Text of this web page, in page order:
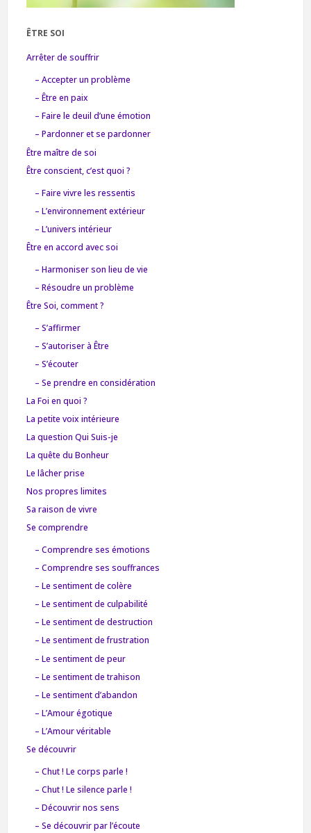
ÊTRE SOI
Arrêter de souffrir
– Accepter un problème
– Être en paix
– Faire le deuil d’une émotion
– Pardonner et se pardonner
Être maître de soi
Être conscient, c’est quoi ?
– Faire vivre les ressentis
– L’environnement extérieur
– L’univers intérieur
Être en accord avec soi
– Harmoniser son lieu de vie
– Résoudre un problème
Être Soi, comment ?
– S’affirmer
– S’autoriser à Être
– S’écouter
– Se prendre en considération
La Foi en quoi ?
La petite voix intérieure
La question Qui Suis-je
La quête du Bonheur
Le lâcher prise
Nos propres limites
Sa raison de vivre
Se comprendre
– Comprendre ses émotions
– Comprendre ses souffrances
– Le sentiment de colère
– Le sentiment de culpabilité
– Le sentiment de destruction
– Le sentiment de frustration
– Le sentiment de peur
– Le sentiment de trahison
– Le sentiment d’abandon
– L’Amour égotique
– L’Amour véritable
Se découvrir
– Chut ! Le corps parle !
– Chut ! Le silence parle !
– Découvrir nos sens
– Se découvrir par l’écoute